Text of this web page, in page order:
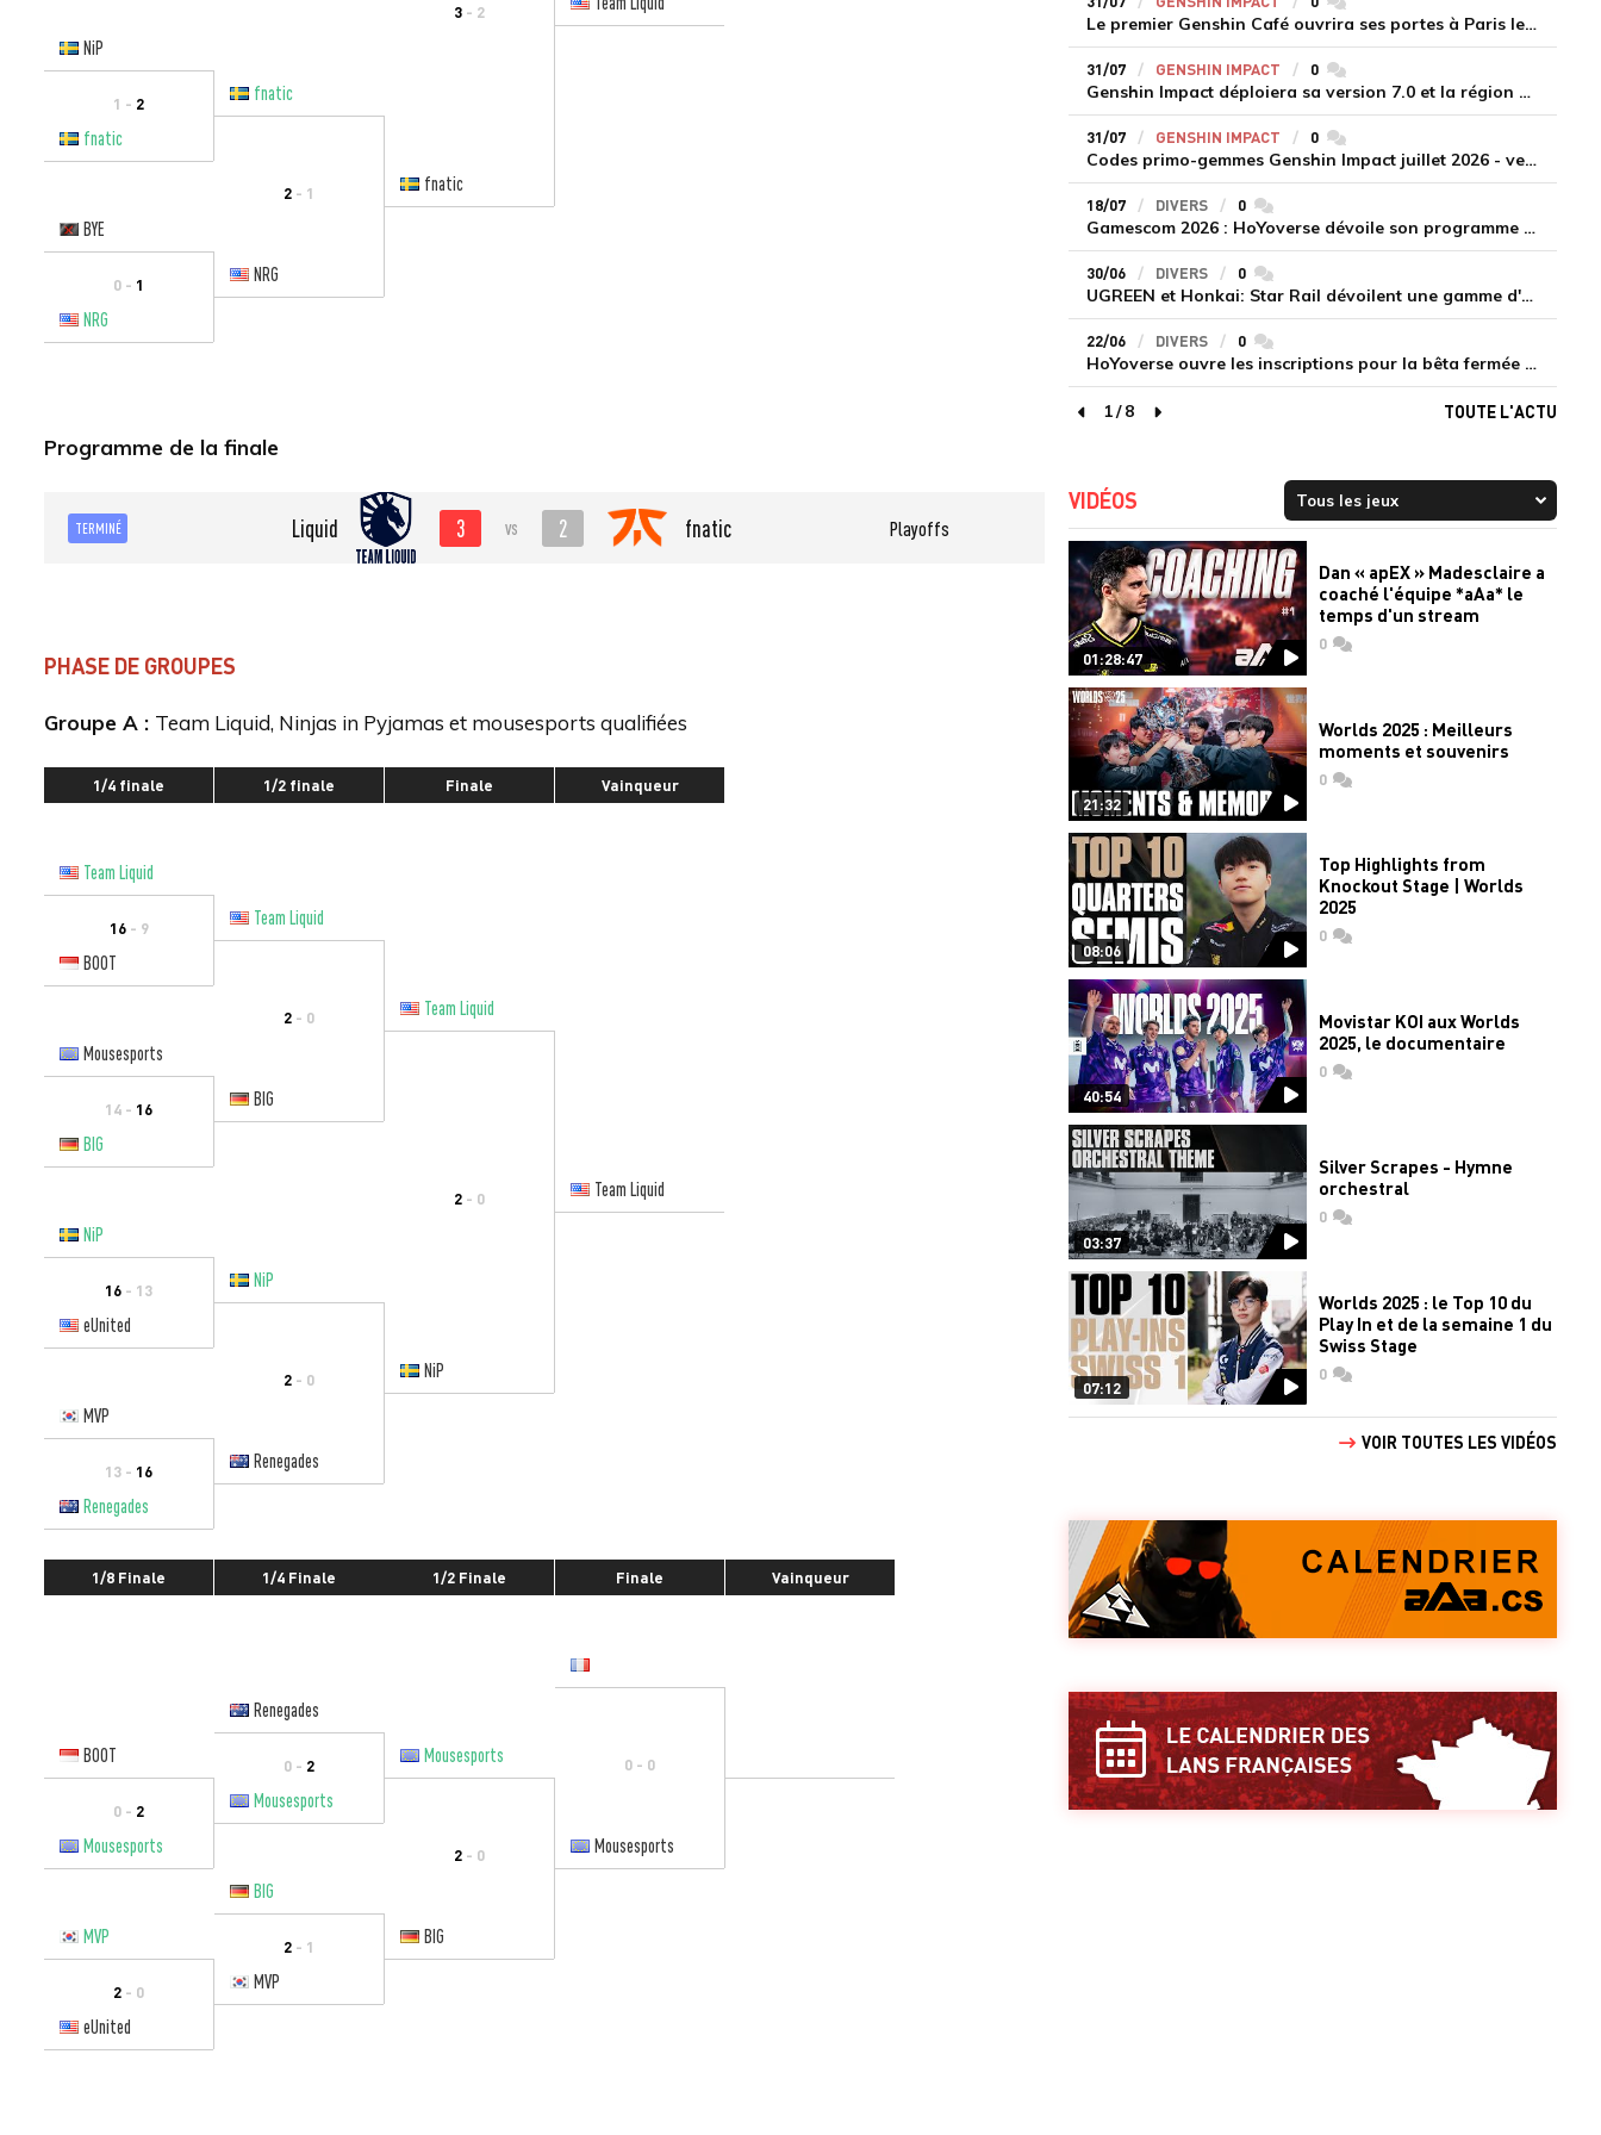
3 - 2
NiP
1 - 2
fnatic
fnatic
2 - 1
fnatic
BYE
0 - 1
NRG
NRG
Programme de la finale
TERMINÉ Liquid 3 vs 2 fnatic Playoffs
PHASE DE GROUPES
Groupe A : Team Liquid, Ninjas in Pyjamas et mousesports qualifiées
1/4 finale 1/2 finale Finale Vainqueur
Team Liquid
16- 9
Team Liquid
BOOT
2 - 0
Team Liquid
Mousesports
14 - 16
BIG
BIG
2 - 0
Team Liquid
NiP
16 - 13
NiP
eUnited
2 - 0
NiP
MVP
13 - 16
Renegades
Renegades
1/8 Finale 1/4 Finale 1/2 Finale Finale Vainqueur
Renegades
BOOT
0 - 2 Mousesports 0 - 0
0 - 2
Mousesports
Mousesports
2 - 0
Mousesports
BIG
MVP
2 - 1 BIG
2 - 0
MVP
eUnited
Le premier Genshin Café ouvrira ses portes à Paris le 14 août
31/07 GENSHIN IMPACT 0commentaires
Genshin Impact déploiera sa version 7.0 et la région de Snezhnaya le 12 août
31/07 GENSHIN IMPACT 0commentaires
Codes primo-gemmes Genshin Impact juillet 2026 - version 7.0
18/07 DIVERS 0commentaires
Gamescom 2026 : HoYoverse dévoile son programme et présente deux nouveaux jeux inédits
30/06 DIVERS 0commentaires
UGREEN et Honkai: Star Rail dévoilent une gamme d'accessoires de recharge en édition limitée
22/06 DIVERS 0commentaires
HoYoverse ouvre les inscriptions pour la bêta fermée de Honkai : Nexus Anima
page précédente
1/8
page suivante
TOUTE L'ACTU
VIDÉOS
01:28:47
Dan « apEX » Madesclaire a
coaché l'équipe *aAa* le
temps d'un stream
0commentaires
21:32
Worlds 2025 : Meilleurs
moments et souvenirs
0commentaires
08:06
Top Highlights from
Knockout Stage | Worlds
2025
0commentaires
40:54
Movistar KOI aux Worlds
2025, le documentaire
0commentaires
03:37
Silver Scrapes - Hymne
orchestral
0commentaires
07:12
Worlds 2025 : le Top 10 du
Play In et de la semaine 1 du
Swiss Stage
0commentaires
VOIR TOUTES LES VIDÉOS